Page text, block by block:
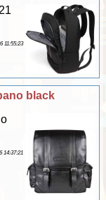
11:55:23
black
14:37:21